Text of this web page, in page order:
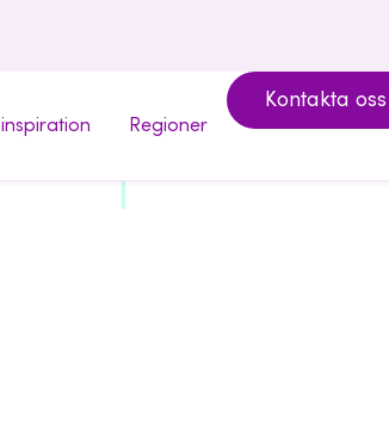
Regioner
Kontakta oss